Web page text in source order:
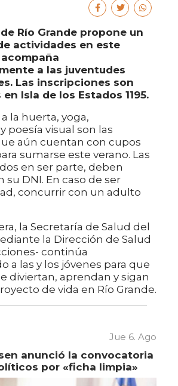
Río Grande propone un
actividades en este
a las juventudes
Las inscripciones son
Isla de los Estados 1195.
la huerta, yoga,
poesía visual son las
aún cuentan con cupos
sumarse este verano. Las
en ser parte, deben
su DNI. En caso de ser
concurrir con un adulto
la Secretaría de Salud del
la Dirección de Salud
continúa
a las y los jóvenes para que
diviertan, aprendan y sigan
de vida en Río Grande.
Jue 6. Ago
anunció la convocatoria
por «ficha limpia»